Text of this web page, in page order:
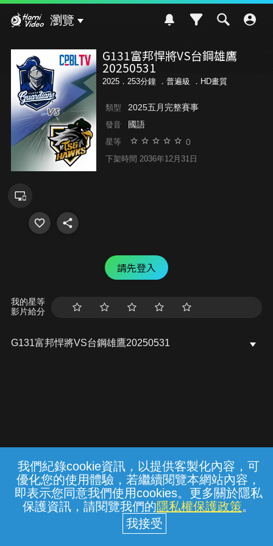
我們紀錄cookie資訊，以提供客製化內容，可
優化您的使用體驗，若繼續閱覽本網站內容，
即表示您同意我們使用cookies。更多關於隱私
保護資訊，請閱覽我們的隱私權保護政策。
瀏覽
G131富邦悍將VS台鋼雄鷹
20250531
2025．253分鐘 ． 普遍級 ．HD畫質
類型 2025五月完整賽事
發音 國語
星等 0
下架時間 2036年12月31日
請先登入
我的星等
影片給分
G131富邦悍將VS台鋼雄鷹20250531
常見問題 線上客服 服務條款 隱私權保護
中華電信股份有限公司個人家庭分公司
(統一編號：96979949) © 2026
{{notifyMsg}}